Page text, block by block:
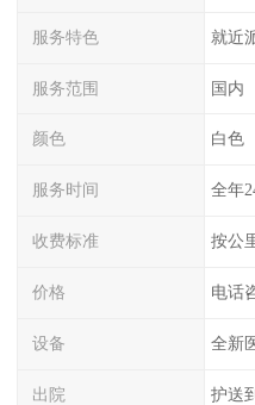
服务特色 就近
服务范围 国内
颜色 白色
服务时间 全年
收费标准 按公
价格 电话
设备 全新
出院 护送